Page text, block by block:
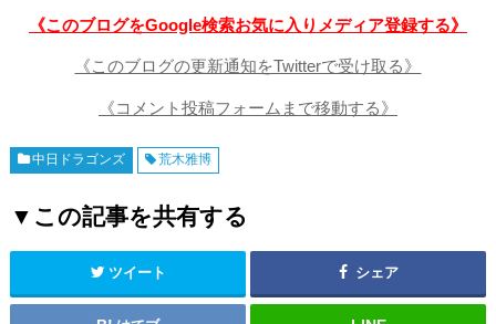
《このブログをGoogle検索お気に入りメディア登録する》
《このブログの更新通知をTwitterで受け取る》
《コメント投稿フォームまで移動する》
中日ドラゴンズ 荒木雅博
▼この記事を共有する
ツイート シェア